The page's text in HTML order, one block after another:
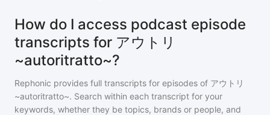
How do I access podcast episode
transcripts for アウトリ
~autoritratto~?
Rephonic provides full transcripts for episodes of アウトリ
~autoritratto~. Search within each transcript for your
keywords, whether they be topics, brands or people, and